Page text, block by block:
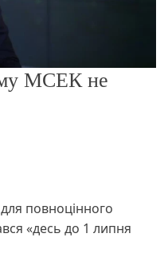
МСЕК не
повноцінного
«десь до 1 липня